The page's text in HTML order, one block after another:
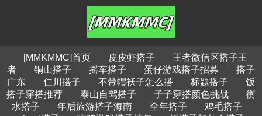
[MMKMMC]首页 皮皮虾搭子
王者微信区搭子王
者
铜山搭子 摇车搭子 蛋仔游戏搭子招募
搭子
广东
仁川搭子 不带帽袄子怎么搭 标题搭子
饭
搭子穿搭推荐
泰山自驾搭子 子子穿搭颜色挑战
衡
水搭子
年后旅游搭子海南 全年搭子
鸡毛搭子